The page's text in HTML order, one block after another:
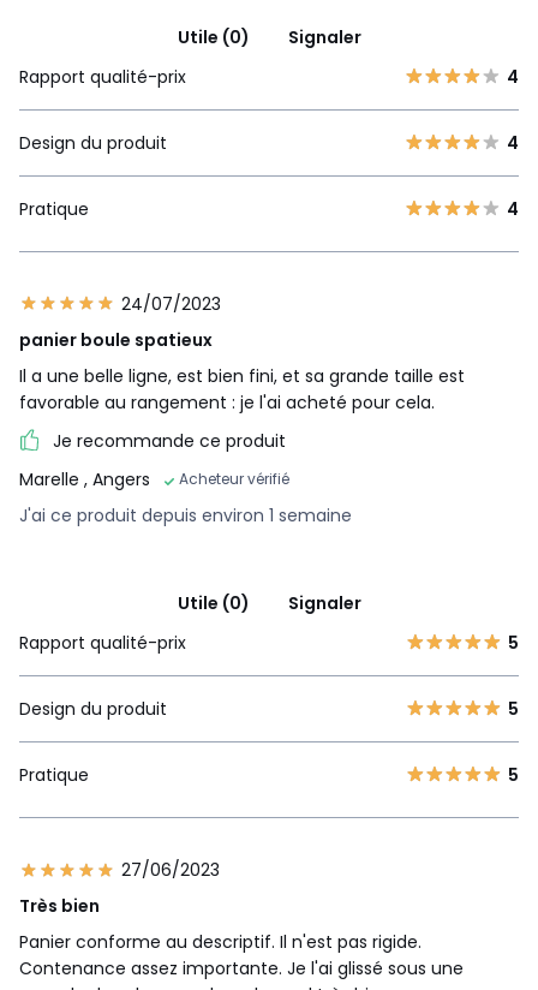
Utile (0)
Signaler
Rapport qualité-prix
4
Design du produit 4
Pratique 4
24/07/2023
panier boule spatieux
Il a une belle ligne, est bien fini, et sa grande taille est
favorable au rangement : je l'ai acheté pour cela.
Je recommande ce produit
Marelle , Angers Acheteur vérifié
J'ai ce produit depuis environ 1 semaine
Utile (0)
Signaler
Rapport qualité-prix
5
Design du produit 5
Pratique 5
27/06/2023
Très bien
Panier conforme au descriptif. Il n'est pas rigide.
Contenance assez importante. Je l'ai glissé sous une